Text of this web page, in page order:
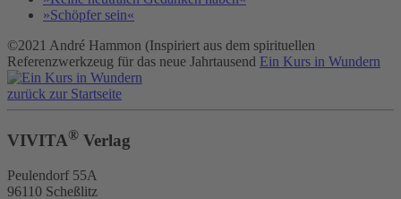
»Schöpfer sein«
©2021 André Hammon (Inspiriert aus dem spirituellen
Referenzwerkzeug für das neue Jahrtausend Ein Kurs in Wundern
zurück zur Startseite
VIVITA® Verlag
Peulendorf 55A
96110 Scheßlitz